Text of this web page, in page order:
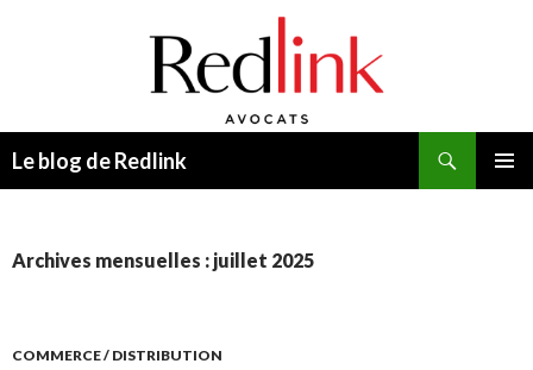
Le blog de Redlink
Archives mensuelles : juillet 2025
COMMERCE / DISTRIBUTION